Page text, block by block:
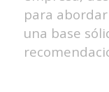
para
una base